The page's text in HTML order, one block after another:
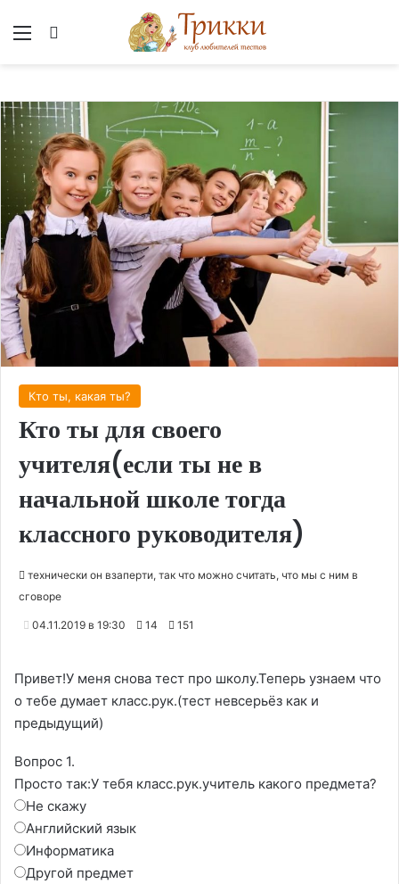
Меню
Кто ты, какая ты?
Кто ты для своего
учителя(если ты не в
начальной школе тогда
классного руководителя)
технически он взаперти, так что можно считать, что мы с ним в
сговоре
04.11.2019 в 19:30 14 151
Привет!У меня снова тест про школу.Теперь узнаем что
о тебе думает класс.рук.(тест невсерьёз как и
предыдущий)
Вопрос 1.
Просто так:У тебя класс.рук.учитель какого предмета?
Не скажу
Английский язык
Информатика
Другой предмет